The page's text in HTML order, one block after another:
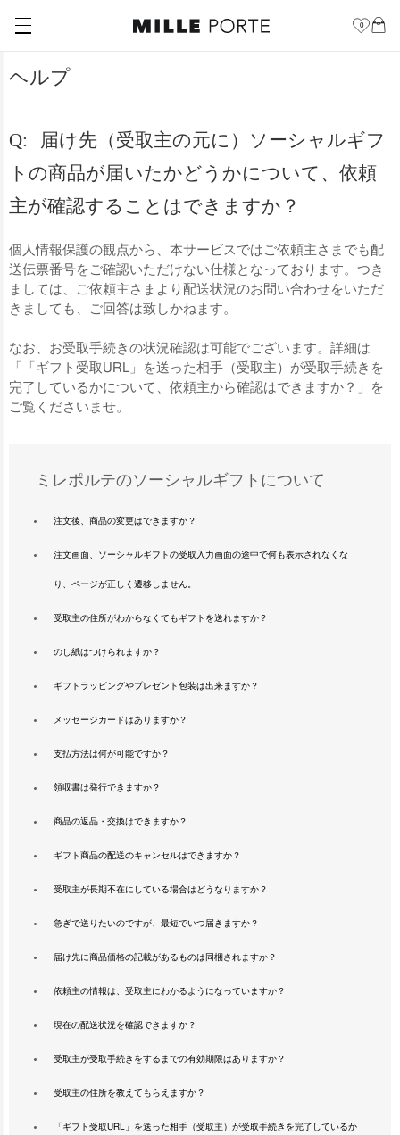
0
ヘルプ
届け先（受取主の元に）ソーシャルギフ
トの商品が届いたかどうかについて、依頼
主が確認することはできますか？
個人情報保護の観点から、本サービスではご依頼主さまでも配
送伝票番号をご確認いただけない仕様となっております。つき
ましては、ご依頼主さまより配送状況のお問い合わせをいただ
きましても、ご回答は致しかねます。
なお、お受取手続きの状況確認は可能でございます。詳細は
「「ギフト受取URL」を送った相手（受取主）が受取手続きを
完了しているかについて、依頼主から確認はできますか？」を
ご覧くださいませ。
ミレポルテのソーシャルギフトについて
注文後、商品の変更はできますか？
注文画面、ソーシャルギフトの受取入力画面の途中で何も表示されなくな
り、ページが正しく遷移しません。
受取主の住所がわからなくてもギフトを送れますか？
のし紙はつけられますか？
ギフトラッピングやプレゼント包装は出来ますか？
メッセージカードはありますか？
支払方法は何が可能ですか？
領収書は発行できますか？
商品の返品・交換はできますか？
ギフト商品の配送のキャンセルはできますか？
受取主が長期不在にしている場合はどうなりますか？
急ぎで送りたいのですが、最短でいつ届きますか？
届け先に商品価格の記載があるものは同梱されますか？
依頼主の情報は、受取主にわかるようになっていますか？
現在の配送状況を確認できますか？
受取主が受取手続きをするまでの有効期限はありますか？
受取主の住所を教えてもらえますか？
「ギフト受取URL」を送った相手（受取主）が受取手続きを完了しているか